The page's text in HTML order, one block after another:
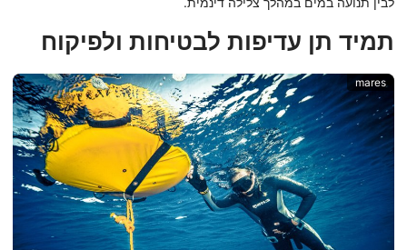
תמיד תן עדיפות לבטיחות ולפיקוח
mares